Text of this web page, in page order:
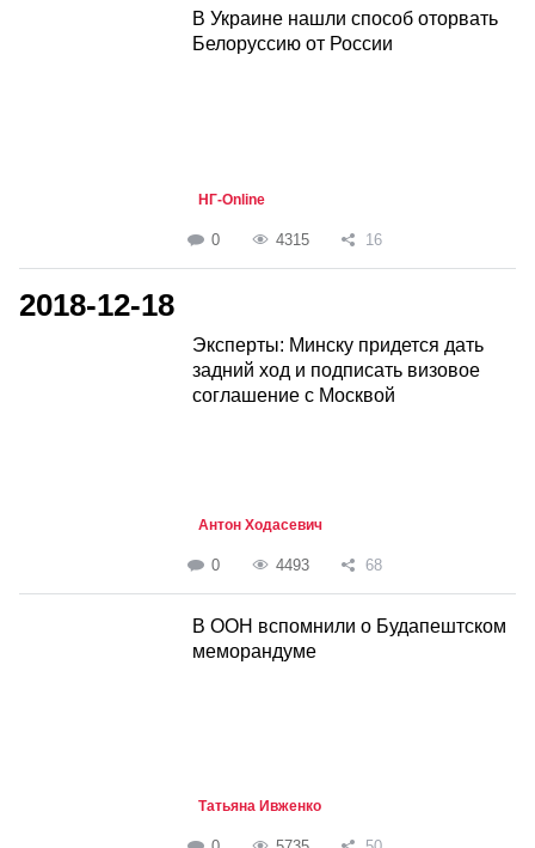
В Украине нашли способ оторвать
Белоруссию от России
НГ-Online
0 4315 16
2018-12-18
Эксперты: Минску придется дать
задний ход и подписать визовое
соглашение с Москвой
Антон Ходасевич
0 4493 68
В ООН вспомнили о Будапештском
меморандуме
Татьяна Ивженко